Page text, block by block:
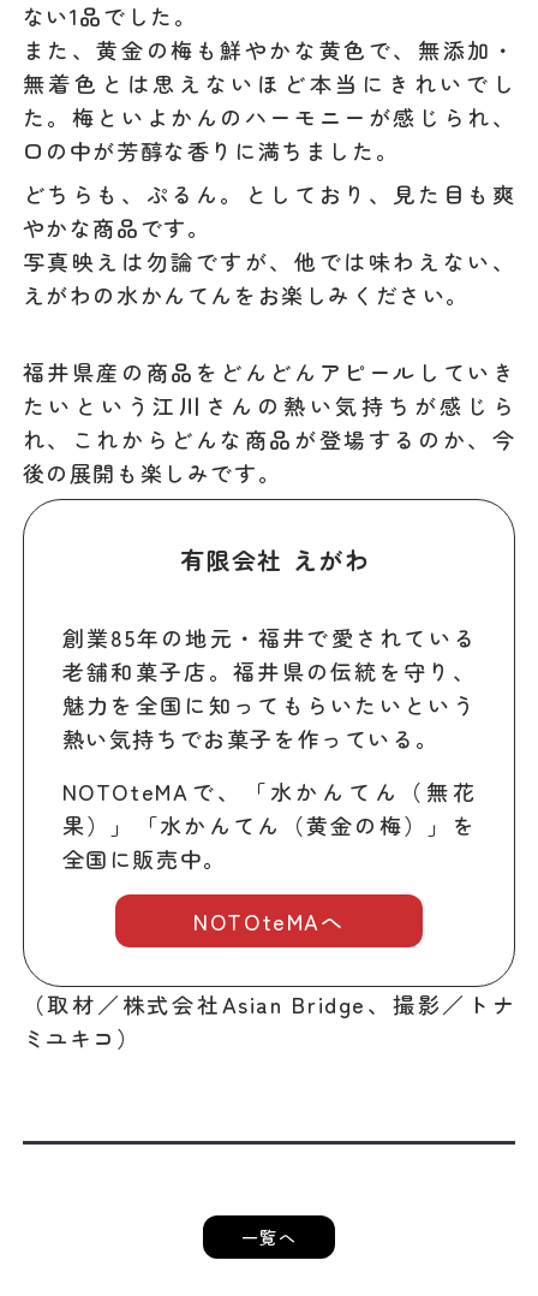
ない1品でした。
また、黄金の梅も鮮やかな黄色で、無添加・
無着色とは思えないほど本当にきれいでし
た。梅といよかんのハーモニーが感じられ、
口の中が芳醇な香りに満ちました。
どちらも、ぷるん。としており、見た目も爽
やかな商品です。
写真映えは勿論ですが、他では味わえない、
えがわの水かんてんをお楽しみください。
福井県産の商品をどんどんアピールしていき
たいという江川さんの熱い気持ちが感じら
れ、これからどんな商品が登場するのか、今
後の展開も楽しみです。
有限会社 えがわ
創業85年の地元・福井で愛されている
老舗和菓子店。福井県の伝統を守り、
魅力を全国に知ってもらいたいという
熱い気持ちでお菓子を作っている。
NOTOteMAで、「水かんてん（無花
果）」「水かんてん（黄金の梅）」を
全国に販売中。
NOTOteMAへ
（取材／株式会社Asian Bridge、撮影／トナ
ミユキコ）
一覧へ